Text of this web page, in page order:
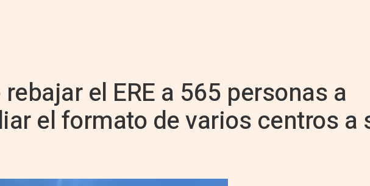
el ERE a 565 personas a
el formato de varios centros a